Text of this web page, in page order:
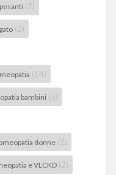
(2)
(2)
(14)
bambini (3)
donne (2)
e VLCKD (2)